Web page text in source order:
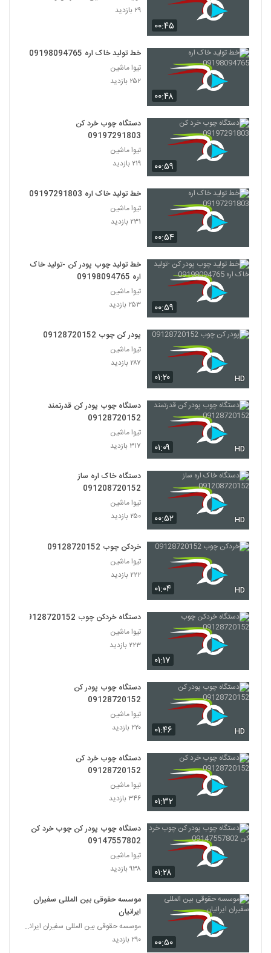
۰۰:۴۵
۲۹ بازدید
۰۰:۴۸
خط تولید خاک اره 09198094765
تیوا ماشین
۲۵۲ بازدید
۰۰:۵۹
دستگاه چوب خرد کن
09197291803
تیوا ماشین
۲۱۹ بازدید
۰۰:۵۴
خط تولید خاک اره 09197291803
تیوا ماشین
۲۳۱ بازدید
۰۰:۵۹
خط تولید چوب پودر کن -تولید خاک
اره 09198094765
تیوا ماشین
۲۵۳ بازدید
۰۱:۲۰ HD
پودر کن چوب 09128720152
تیوا ماشین
۲۸۷ بازدید
۰۱:۰۹ HD
دستگاه چوب پودر کن قدرتمند
09128720152
تیوا ماشین
۳۱۷ بازدید
۰۰:۵۲ HD
دستگاه خاک اره ساز
091208720152
تیوا ماشین
۲۵۰ بازدید
۰۱:۰۴ HD
خردکن چوب 09128720152
تیوا ماشین
۲۲۲ بازدید
۰۱:۱۷
دستگاه خردکن چوب 09128720152
تیوا ماشین
۲۲۳ بازدید
۰۱:۴۶ HD
دستگاه چوب پودر کن
09128720152
تیوا ماشین
۲۲۰ بازدید
۰۱:۳۲
دستگاه چوب خرد کن
09128720152
تیوا ماشین
۳۴۶ بازدید
۰۱:۲۸
دستگاه چوب پودر کن چوب خرد کن
09147557802
تیوا ماشین
۹۳۸ بازدید
۰۰:۵۰
موسسه حقوقی بین المللی سفیران
ایرانیان
موسسه حقوقی بین المللی سفیران ایرانیان
۲۹۰ بازدید